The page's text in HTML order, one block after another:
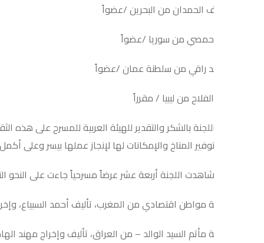
الحمدان من البحرين /عضواً
حمصي من سوريا /عضواً
راقي من سلطنة عمان /عضواً
من ليبيا / مقرراً
بالشكر والتقدير للهيئة العربية للمسرح على هذه الثقة فإنها
المناخ والإمكانات لها لإنجاز عملها بيسر وعلى أكمل وجه ممكن.
اللجنة أربعة عشر عرضاً مسرحياً جاءت على النحو التالي وفقاً
مواطن اقتصادي من المغرب، تأليف أحمد السبياع، وإخراج محمود
مأتم السيد الوالد – من العراق، تأليف وإخراج مهند الهادي.